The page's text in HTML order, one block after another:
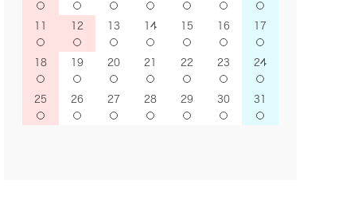
11 12 13 14 15 16 17
18 19 20 21 22 23 24
25 26 27 28 29 30 31